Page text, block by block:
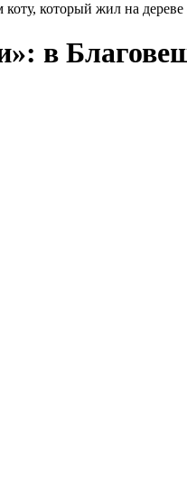
который жил на дереве
в